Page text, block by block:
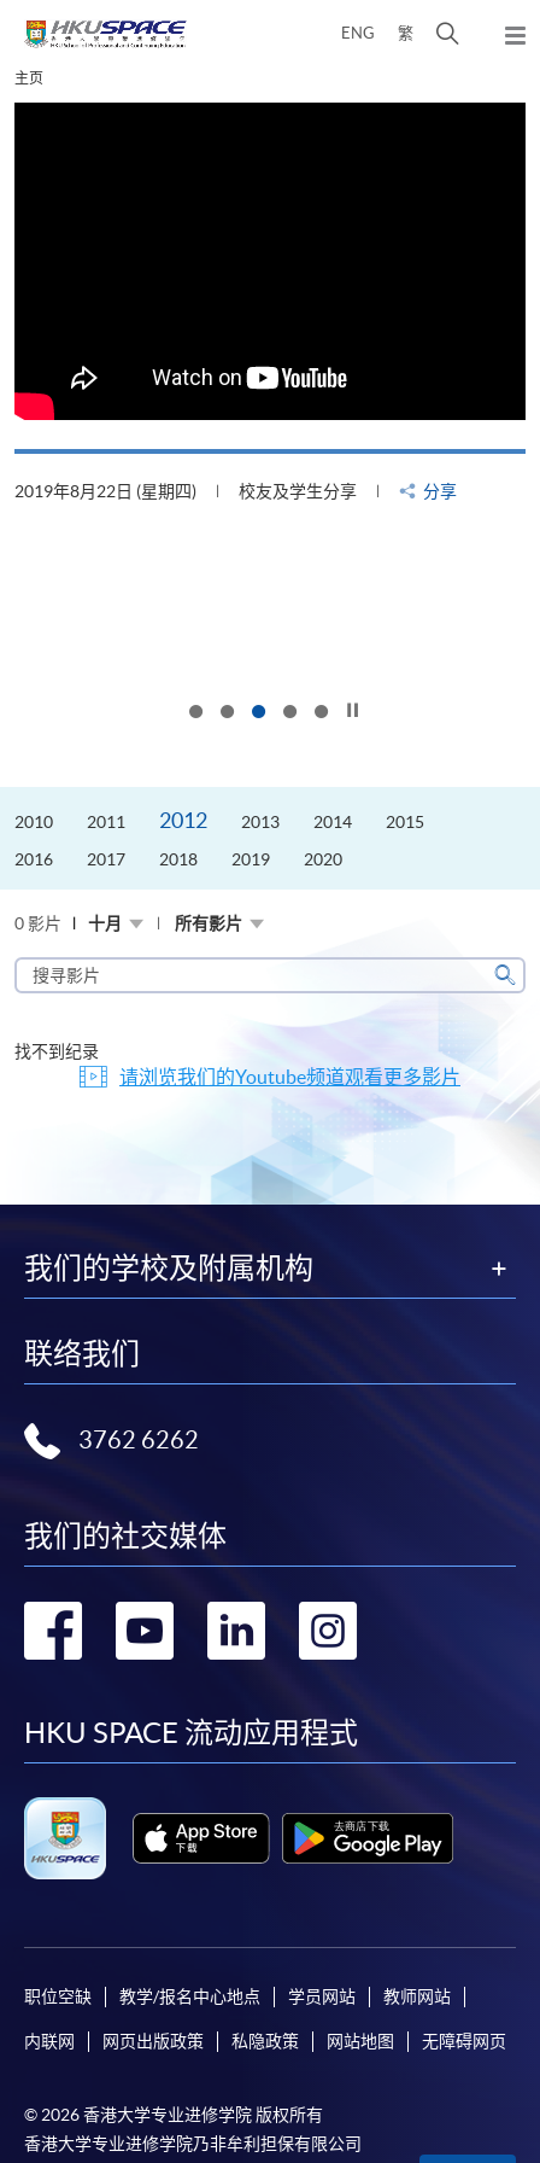
content
ENG 繁
弹
Main
content
主页
2019年8月22日 (星期四) 校友及学生分享 分享
2010 2011 2012 2013 2014
2015
2016
2017 2018 2019 2020
0 影片 十月 所有影片
搜
寻
片
搜
找不到纪录
请浏览我们的Youtube频道观看更多影片
我们的学校及附属机构
联络我们
3762 6262
我们的社交媒体
转
facebook
转
youtube
转
linkedin
转
HKU SPACE 流动应用程式
职位空缺 教学/报名中心地点 学员网站 教师网站
内联网 网页出版政策 私隐政策 网站地图 无障碍网页
© 2026 香港大学专业进修学院 版权所有
香港大学专业进修学院乃非牟利担保有限公司